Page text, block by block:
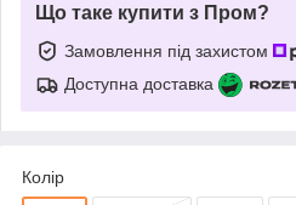
Що таке купити з Пром?
Замовлення під захистом
Доступна доставка
Колір